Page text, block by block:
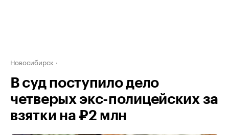
Новосибирск
В суд поступило дело
четверых экс-полицейских за
взятки на ₽2 млн